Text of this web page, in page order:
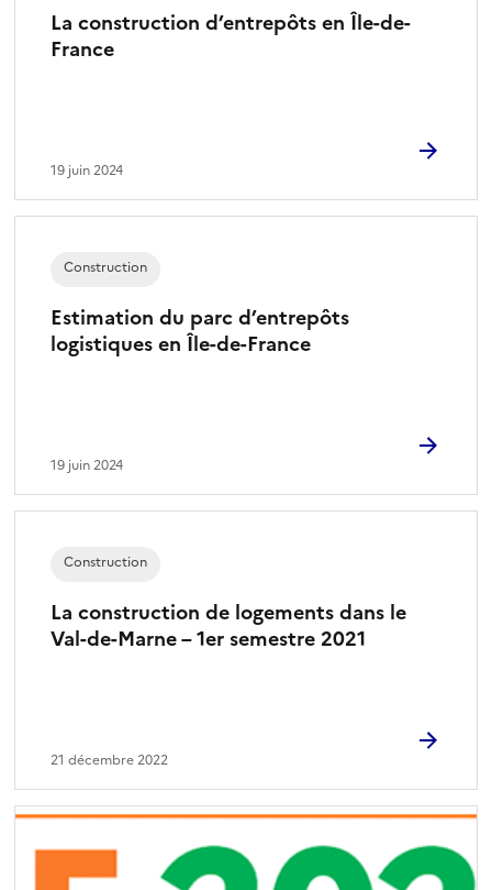
La construction d’entrepôts en Île-de-
France
19 juin 2024
Estimation du parc d’entrepôts
logistiques en Île-de-France
Construction
19 juin 2024
La construction de logements dans le
Val-de-Marne – 1er semestre 2021
Construction
21 décembre 2022